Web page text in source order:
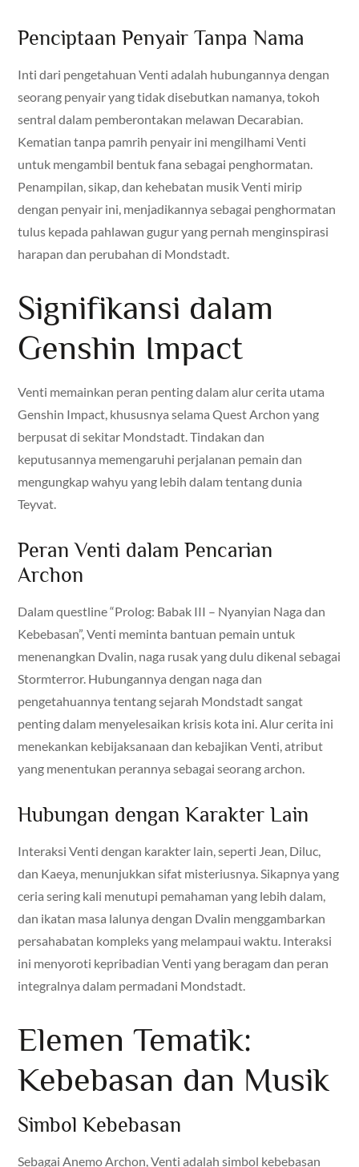
Penciptaan Penyair Tanpa Nama
Inti dari pengetahuan Venti adalah hubungannya dengan
seorang penyair yang tidak disebutkan namanya, tokoh
sentral dalam pemberontakan melawan Decarabian.
Kematian tanpa pamrih penyair ini mengilhami Venti
untuk mengambil bentuk fana sebagai penghormatan.
Penampilan, sikap, dan kehebatan musik Venti mirip
dengan penyair ini, menjadikannya sebagai penghormatan
tulus kepada pahlawan gugur yang pernah menginspirasi
harapan dan perubahan di Mondstadt.
Signifikansi dalam
Genshin Impact
Venti memainkan peran penting dalam alur cerita utama
Genshin Impact, khususnya selama Quest Archon yang
berpusat di sekitar Mondstadt. Tindakan dan
keputusannya memengaruhi perjalanan pemain dan
mengungkap wahyu yang lebih dalam tentang dunia
Teyvat.
Peran Venti dalam Pencarian
Archon
Dalam questline “Prolog: Babak III – Nyanyian Naga dan
Kebebasan”, Venti meminta bantuan pemain untuk
menenangkan Dvalin, naga rusak yang dulu dikenal sebagai
Stormterror. Hubungannya dengan naga dan
pengetahuannya tentang sejarah Mondstadt sangat
penting dalam menyelesaikan krisis kota ini. Alur cerita ini
menekankan kebijaksanaan dan kebajikan Venti, atribut
yang menentukan perannya sebagai seorang archon.
Hubungan dengan Karakter Lain
Interaksi Venti dengan karakter lain, seperti Jean, Diluc,
dan Kaeya, menunjukkan sifat misteriusnya. Sikapnya yang
ceria sering kali menutupi pemahaman yang lebih dalam,
dan ikatan masa lalunya dengan Dvalin menggambarkan
persahabatan kompleks yang melampaui waktu. Interaksi
ini menyoroti kepribadian Venti yang beragam dan peran
integralnya dalam permadani Mondstadt.
Elemen Tematik:
Kebebasan dan Musik
Simbol Kebebasan
Sebagai Anemo Archon, Venti adalah simbol kebebasan